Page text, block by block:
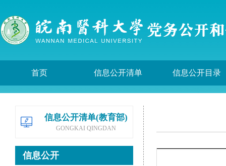
首页 信息公开清单 信息公开目录
信息公开清单(教育部)
GONGKAI QINGDAN
信息公开